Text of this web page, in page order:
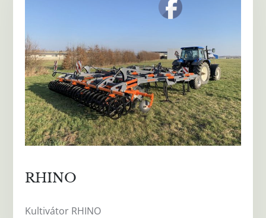
RHINO
Kultivátor RHINO